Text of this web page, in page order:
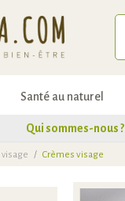
Santé au naturel
Qui sommes-nous ?
visage / Crèmes visage